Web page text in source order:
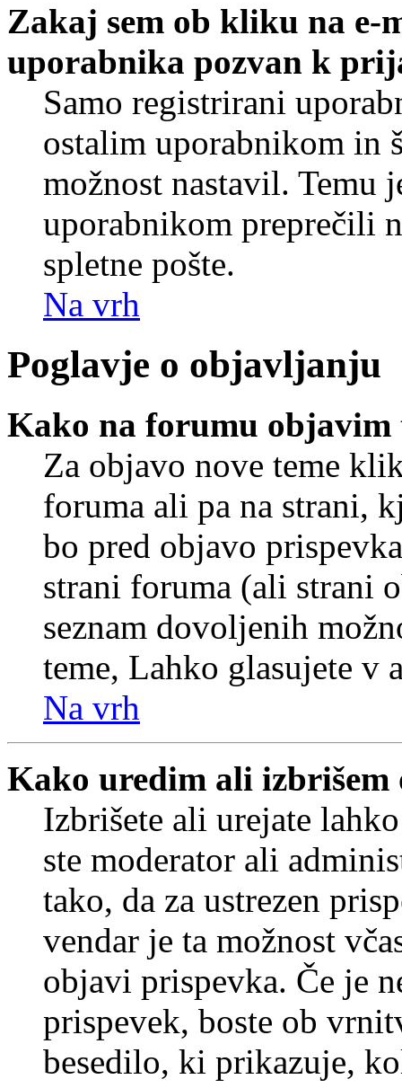
Zakaj sem ob kliku na e-
uporabnika pozvan k
Samo registrirani
ostalim uporabnikom in
možnost nastavil. Temu
uporabnikom preprečili
spletne pošte.
Na vrh
Poglavje o objavljanju
Kako na forumu objavim
Za objavo nove teme
foruma ali pa na strani,
bo pred objavo
strani foruma (ali strani
seznam dovoljenih
teme, Lahko glasujete v
Na vrh
Kako uredim ali izbrišem
Izbrišete ali urejate
ste moderator ali
tako, da za ustrezen
vendar je ta možnost
objavi prispevka. Če je
prispevek, boste ob
besedilo, ki prikazuje,